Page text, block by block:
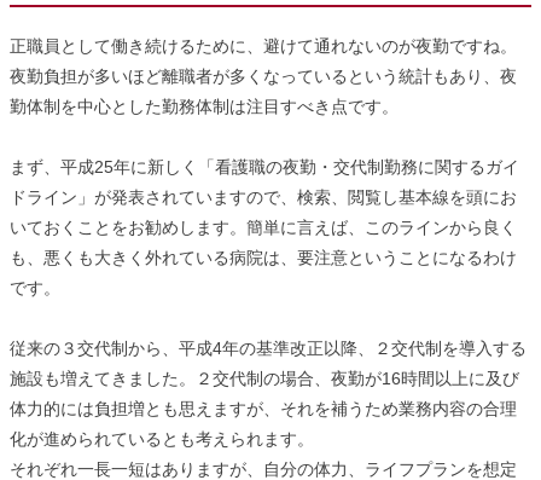
正職員として働き続けるために、避けて通れないのが夜勤ですね。
夜勤負担が多いほど離職者が多くなっているという統計もあり、夜
勤体制を中心とした勤務体制は注目すべき点です。
まず、平成25年に新しく「看護職の夜勤・交代制勤務に関するガイ
ドライン」が発表されていますので、検索、閲覧し基本線を頭にお
いておくことをお勧めします。簡単に言えば、このラインから良く
も、悪くも大きく外れている病院は、要注意ということになるわけ
です。
従来の３交代制から、平成4年の基準改正以降、２交代制を導入する
施設も増えてきました。２交代制の場合、夜勤が16時間以上に及び
体力的には負担増とも思えますが、それを補うため業務内容の合理
化が進められているとも考えられます。
それぞれ一長一短はありますが、自分の体力、ライフプランを想定